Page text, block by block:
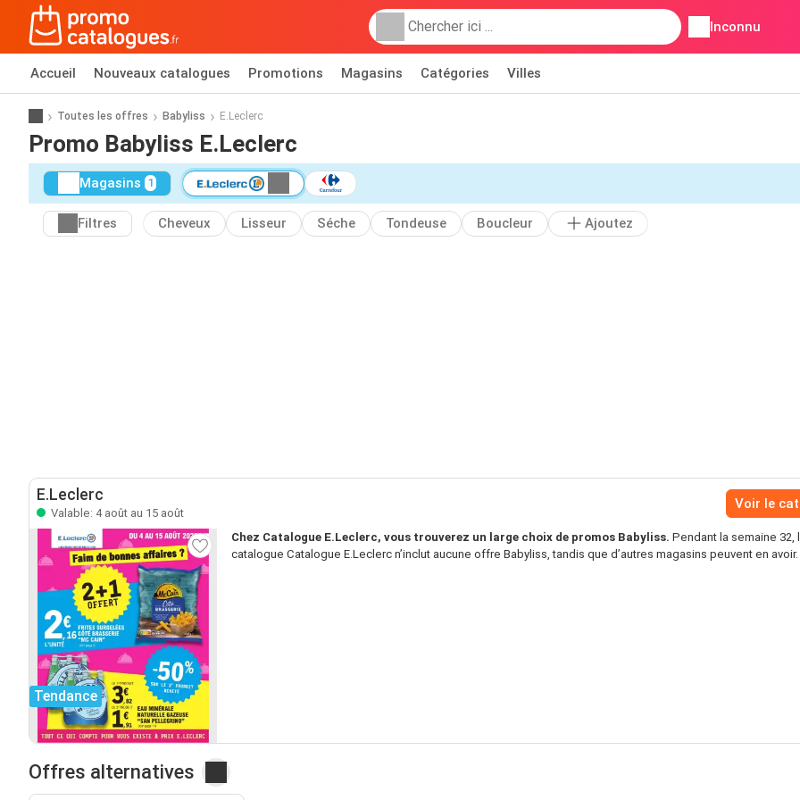
Inconnu
Accueil Nouveaux catalogues Promotions Magasins Catégories Villes
Toutes les offres Babyliss E.Leclerc
Promo Babyliss E.Leclerc
Magasins 1
Filtres Cheveux Lisseur Séche Tondeuse Boucleur Ajoutez
E.Leclerc
Valable: 4 août au 15 août
Voir le
Tendance
Chez Catalogue E.Leclerc, vous trouverez un large choix de promos Babyliss. Pendant la semaine 32,
catalogue Catalogue E.Leclerc n’inclut aucune offre Babyliss, tandis que d’autres magasins peuvent en
Offres alternatives